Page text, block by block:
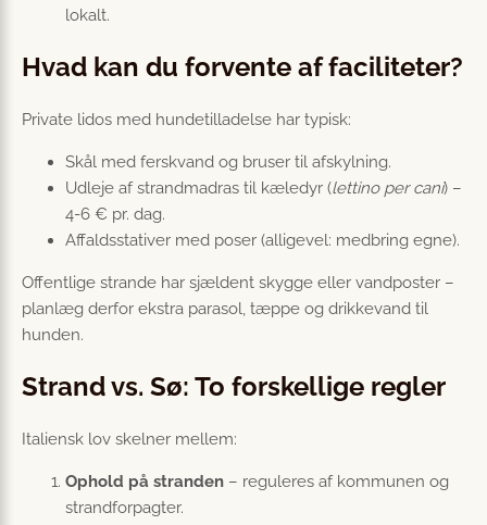
lokalt.
Hvad kan du forvente af faciliteter?
Private lidos med hundetilladelse har typisk:
Skål med ferskvand og bruser til afskylning.
Udleje af strandmadras til kæledyr (lettino per cani) –
4-6 € pr. dag.
Affaldsstativer med poser (alligevel: medbring egne).
Offentlige strande har sjældent skygge eller vandposter –
planlæg derfor ekstra parasol, tæppe og drikkevand til
hunden.
Strand vs. Sø: To forskellige regler
Italiensk lov skelner mellem:
Ophold på stranden – reguleres af kommunen og
strandforpagter.